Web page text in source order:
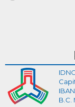
B.C.